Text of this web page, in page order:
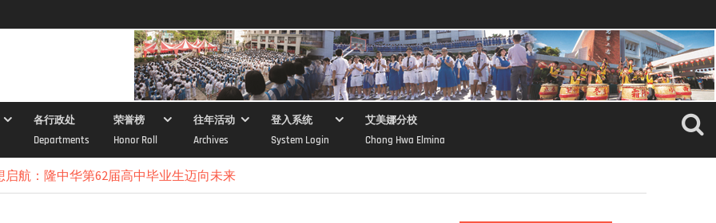
各行政处
Departments
荣誉榜
Honor Roll
往年活动
Archives
登入系统
System Login
艾美娜分校
Chong Hwa Elmina
启航：隆中华第62届高中毕业生迈向未来